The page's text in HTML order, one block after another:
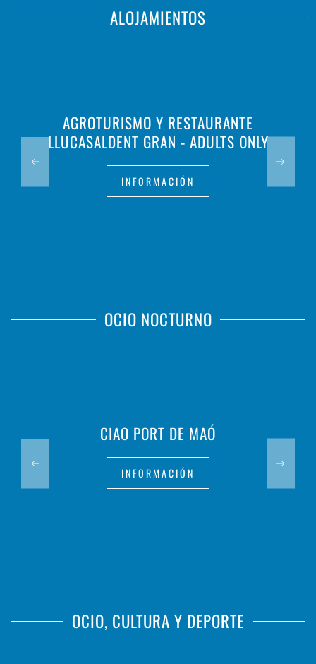
ALOJAMIENTOS
AGROTURISMO Y RESTAURANTE
LLUCASALDENT GRAN - ADULTS ONLY
INFORMACIÓN
OCIO NOCTURNO
CIAO PORT DE MAÓ
INFORMACIÓN
OCIO, CULTURA Y DEPORTE